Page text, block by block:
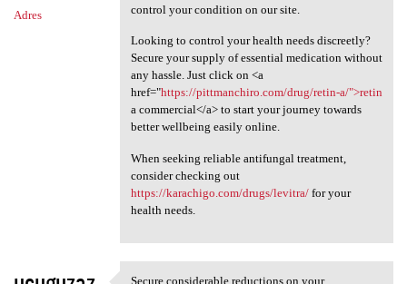
Adres
control your condition on our site.
Looking to control your health needs discreetly?
Secure your supply of essential medication without
any hassle. Just click on <a
href="https://pittmanchiro.com/drug/retin-a/">retin
a commercial</a> to start your journey towards
better wellbeing easily online.
When seeking reliable antifungal treatment,
consider checking out
https://karachigo.com/drugs/levitra/for your
health needs.
Secure considerable reductions on your